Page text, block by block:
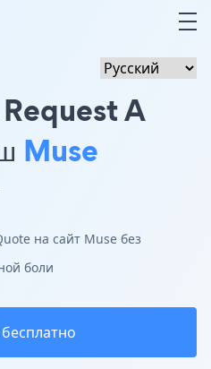
Request A
Muse
на сайт Muse без
боли